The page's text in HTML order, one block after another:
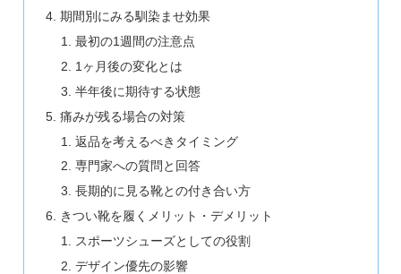
期間別にみる馴染ませ効果
最初の1週間の注意点
1ヶ月後の変化とは
半年後に期待する状態
痛みが残る場合の対策
返品を考えるべきタイミング
専門家への質問と回答
長期的に見る靴との付き合い方
きつい靴を履くメリット・デメリット
スポーツシューズとしての役割
デザイン優先の影響